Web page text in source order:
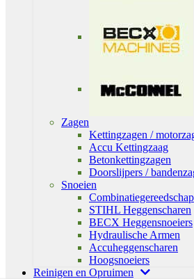
Zagen
Kettingzagen /
Accu Kettingzaag
Betonkettingzagen
Doorslijpers /
Snoeien
STIHL Heggenscharen
BECX Heggensnoeiers
Hydraulische Armen
Accuheggenscharen
Hoogsnoeiers
Reinigen en Opruimen